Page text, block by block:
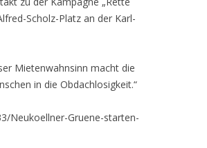
Scholz-Platz an der Karl-
Mietenwahnsinn macht die
in die Obdachlosigkeit.“
Neukoellner-Gruene-starten-